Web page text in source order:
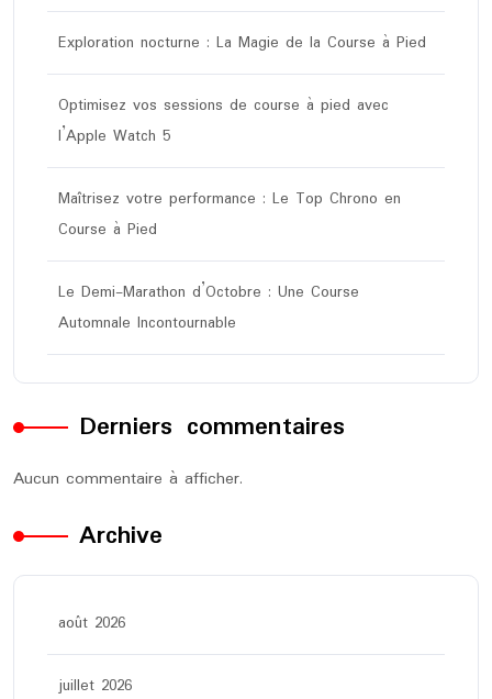
Exploration nocturne : La Magie de la Course à Pied
Optimisez vos sessions de course à pied avec
l’Apple Watch 5
Maîtrisez votre performance : Le Top Chrono en
Course à Pied
Le Demi-Marathon d’Octobre : Une Course
Automnale Incontournable
Derniers commentaires
Aucun commentaire à afficher.
Archive
août 2026
juillet 2026